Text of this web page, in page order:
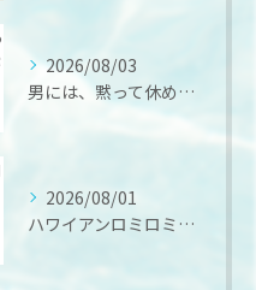
2026/08/03
男には、黙って休める場所がいる。
2026/08/01
ハワイアンロミロミって、